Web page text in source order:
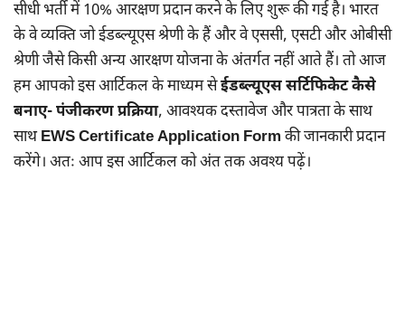
सीधी भर्ती में 10% आरक्षण प्रदान करने के लिए शुरू की गई है। भारत
के वे व्यक्ति जो ईडब्ल्यूएस श्रेणी के हैं और वे एससी, एसटी और ओबीसी
श्रेणी जैसे किसी अन्य आरक्षण योजना के अंतर्गत नहीं आते हैं। तो आज
हम आपको इस आर्टिकल के माध्यम सेईडब्ल्यूएस सर्टिफिकेट कैसे
बनाए- पंजीकरण प्रक्रिया, आवश्यक दस्तावेज और पात्रता के साथ
साथEWS Certificate Application Form की जानकारी प्रदान
करेंगे। अतः आप इस आर्टिकल को अंत तक अवश्य पढ़ें।